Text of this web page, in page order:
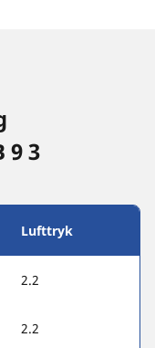
9 3
Lufttryk
2.2
2.2